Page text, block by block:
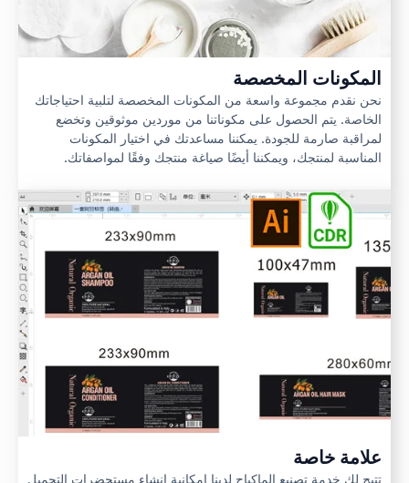
المكونات المخصصة
نحن نقدم مجموعة واسعة من المكونات المخصصة لتلبية احتياجاتك
الخاصة. يتم الحصول على مكوناتنا من موردين موثوقين وتخضع
لمراقبة صارمة للجودة. يمكننا مساعدتك في اختيار المكونات
المناسبة لمنتجك، ويمكننا أيضًا صياغة منتجك وفقًا لمواصفاتك.
علامة خاصة
تتيح لك خدمة تصنيع الماكياج لدينا إمكانية إنشاء مستحضرات التجميل